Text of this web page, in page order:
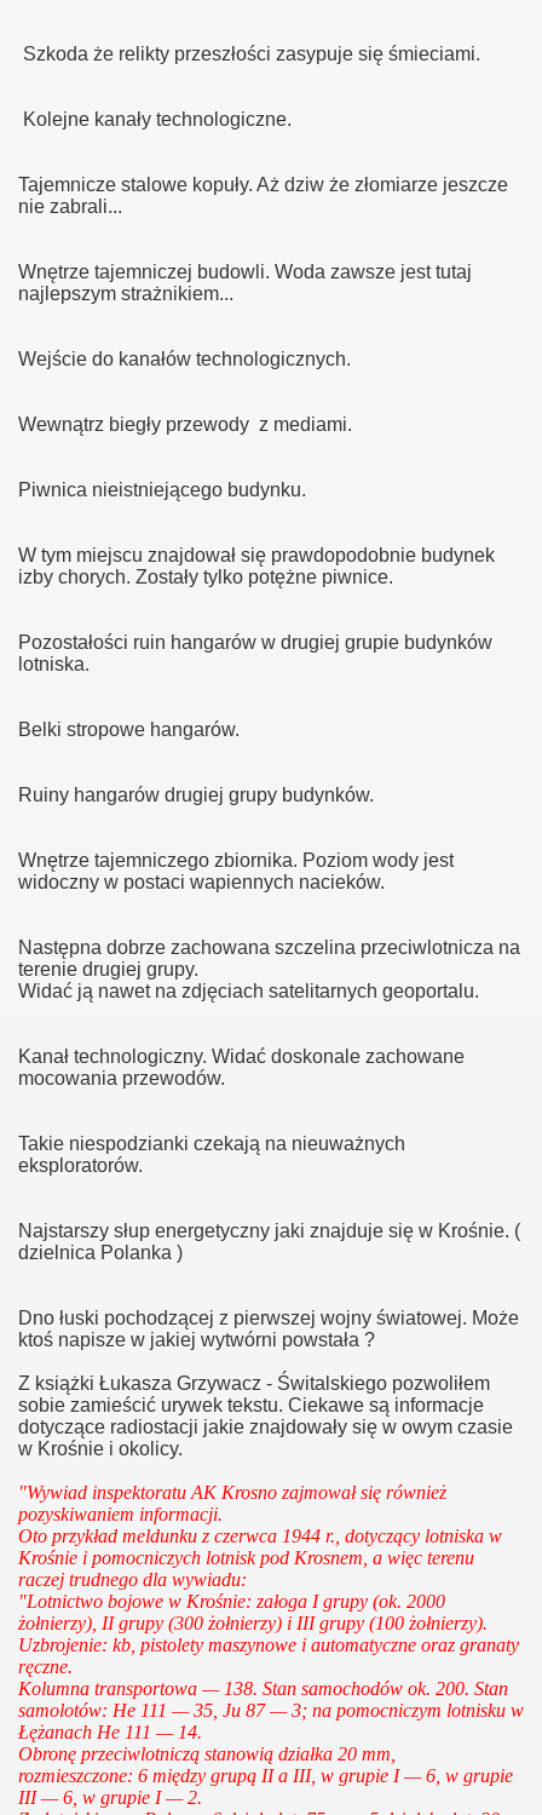
Szkoda że relikty przeszłości zasypuje się śmieciami.
Kolejne kanały technologiczne.
Tajemnicze stalowe kopuły. Aż dziw że złomiarze jeszcze
nie zabrali...
Wnętrze tajemniczej budowli. Woda zawsze jest tutaj
najlepszym strażnikiem...
Wejście do kanałów technologicznych.
Wewnątrz biegły przewody z mediami.
Piwnica nieistniejącego budynku.
W tym miejscu znajdował się prawdopodobnie budynek
izby chorych. Zostały tylko potężne piwnice.
Pozostałości ruin hangarów w drugiej grupie budynków
lotniska.
Belki stropowe hangarów.
Ruiny hangarów drugiej grupy budynków.
Wnętrze tajemniczego zbiornika. Poziom wody jest
widoczny w postaci wapiennych nacieków.
Następna dobrze zachowana szczelina przeciwlotnicza na
terenie drugiej grupy.
Widać ją nawet na zdjęciach satelitarnych geoportalu.
Kanał technologiczny. Widać doskonale zachowane
mocowania przewodów.
Takie niespodzianki czekają na nieuważnych
eksploratorów.
Najstarszy słup energetyczny jaki znajduje się w Krośnie. (
dzielnica Polanka )
Dno łuski pochodzącej z pierwszej wojny światowej. Może
ktoś napisze w jakiej wytwórni powstała ?
Z książki Łukasza Grzywacz - Świtalskiego pozwoliłem
sobie zamieścić urywek tekstu. Ciekawe są informacje
dotyczące radiostacji jakie znajdowały się w owym czasie
w Krośnie i okolicy.
"Wywiad inspektoratu AK Krosno zajmował się również
pozyskiwaniem informacji.
Oto przykład meldunku z czerwca 1944 r., dotyczący lotniska w
Krośnie i pomocniczych lotnisk pod Krosnem, a więc terenu
raczej trudnego dla wywiadu:
"Lotnictwo bojowe w Krośnie: załoga I grupy (ok. 2000
żołnierzy), II grupy (300 żołnierzy) i III grupy (100 żołnierzy).
Uzbrojenie: kb, pistolety maszynowe i automatyczne oraz granaty
ręczne.
Kolumna transportowa — 138. Stan samochodów ok. 200. Stan
samolotów: He 111 — 35, Ju 87 — 3; na pomocniczym lotnisku w
Łężanach He 111 — 14.
Obronę przeciwlotniczą stanowią działka 20 mm,
rozmieszczone: 6 między grupą II a III, w grupie I — 6, w grupie
III — 6, w grupie I — 2.
Światowej